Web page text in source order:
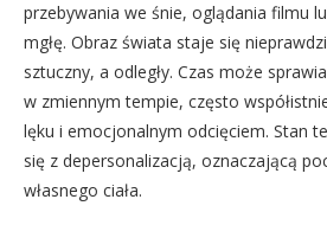
przebywania we śnie, oglądania filmu
mgłę. Obraz świata staje się
sztuczny, a odległy. Czas może
w zmiennym tempie, często
lęku i emocjonalnym odcięciem. Stan
się z depersonalizacją, oznaczającą
własnego ciała.